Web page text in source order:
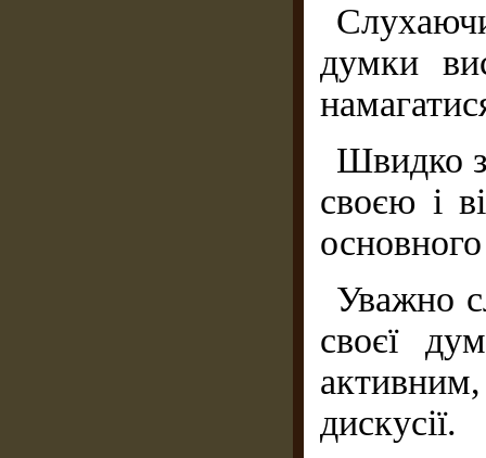
думки
Швидко
своєю і
Уважно
своєї
дискусії.